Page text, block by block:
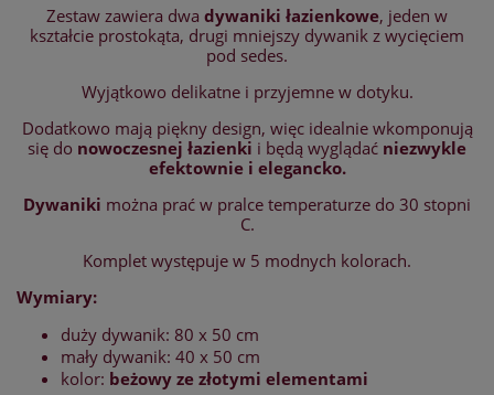
Zestaw zawiera dwa dywaniki łazienkowe, jeden w
kształcie prostokąta, drugi mniejszy dywanik z wycięciem
pod sedes.
Wyjątkowo delikatne i przyjemne w dotyku.
Dodatkowo mają piękny design, więc idealnie wkomponują
się do nowoczesnej łazienki i będą wyglądać niezwykle
efektownie i elegancko.
Dywaniki można prać w pralce temperaturze do 30 stopni
C.
Komplet występuje w 5 modnych kolorach.
Wymiary:
duży dywanik: 80 x 50 cm
mały dywanik: 40 x 50 cm
kolor: beżowy ze złotymi elementami